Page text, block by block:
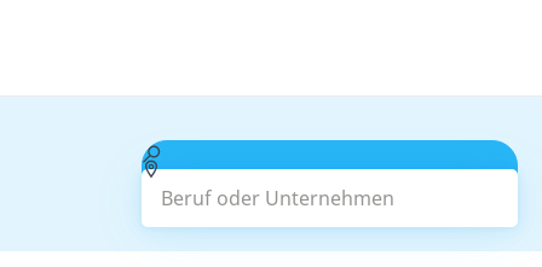
Beruf oder Unternehmen
Suchen